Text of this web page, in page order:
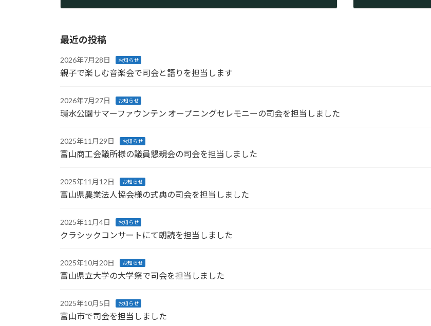
最近の投稿
2026年7月28日 お知らせ
親子で楽しむ音楽会で司会と語りを担当します
2026年7月27日 お知らせ
環水公園サマーファウンテン オープニングセレモニーの司会を担当しました
2025年11月29日 お知らせ
富山商工会議所様の議員懇親会の司会を担当しました
2025年11月12日 お知らせ
富山県農業法人協会様の式典の司会を担当しました
2025年11月4日 お知らせ
クラシックコンサートにて朗読を担当しました
2025年10月20日 お知らせ
富山県立大学の大学祭で司会を担当しました
2025年10月5日 お知らせ
富山市で司会を担当しました